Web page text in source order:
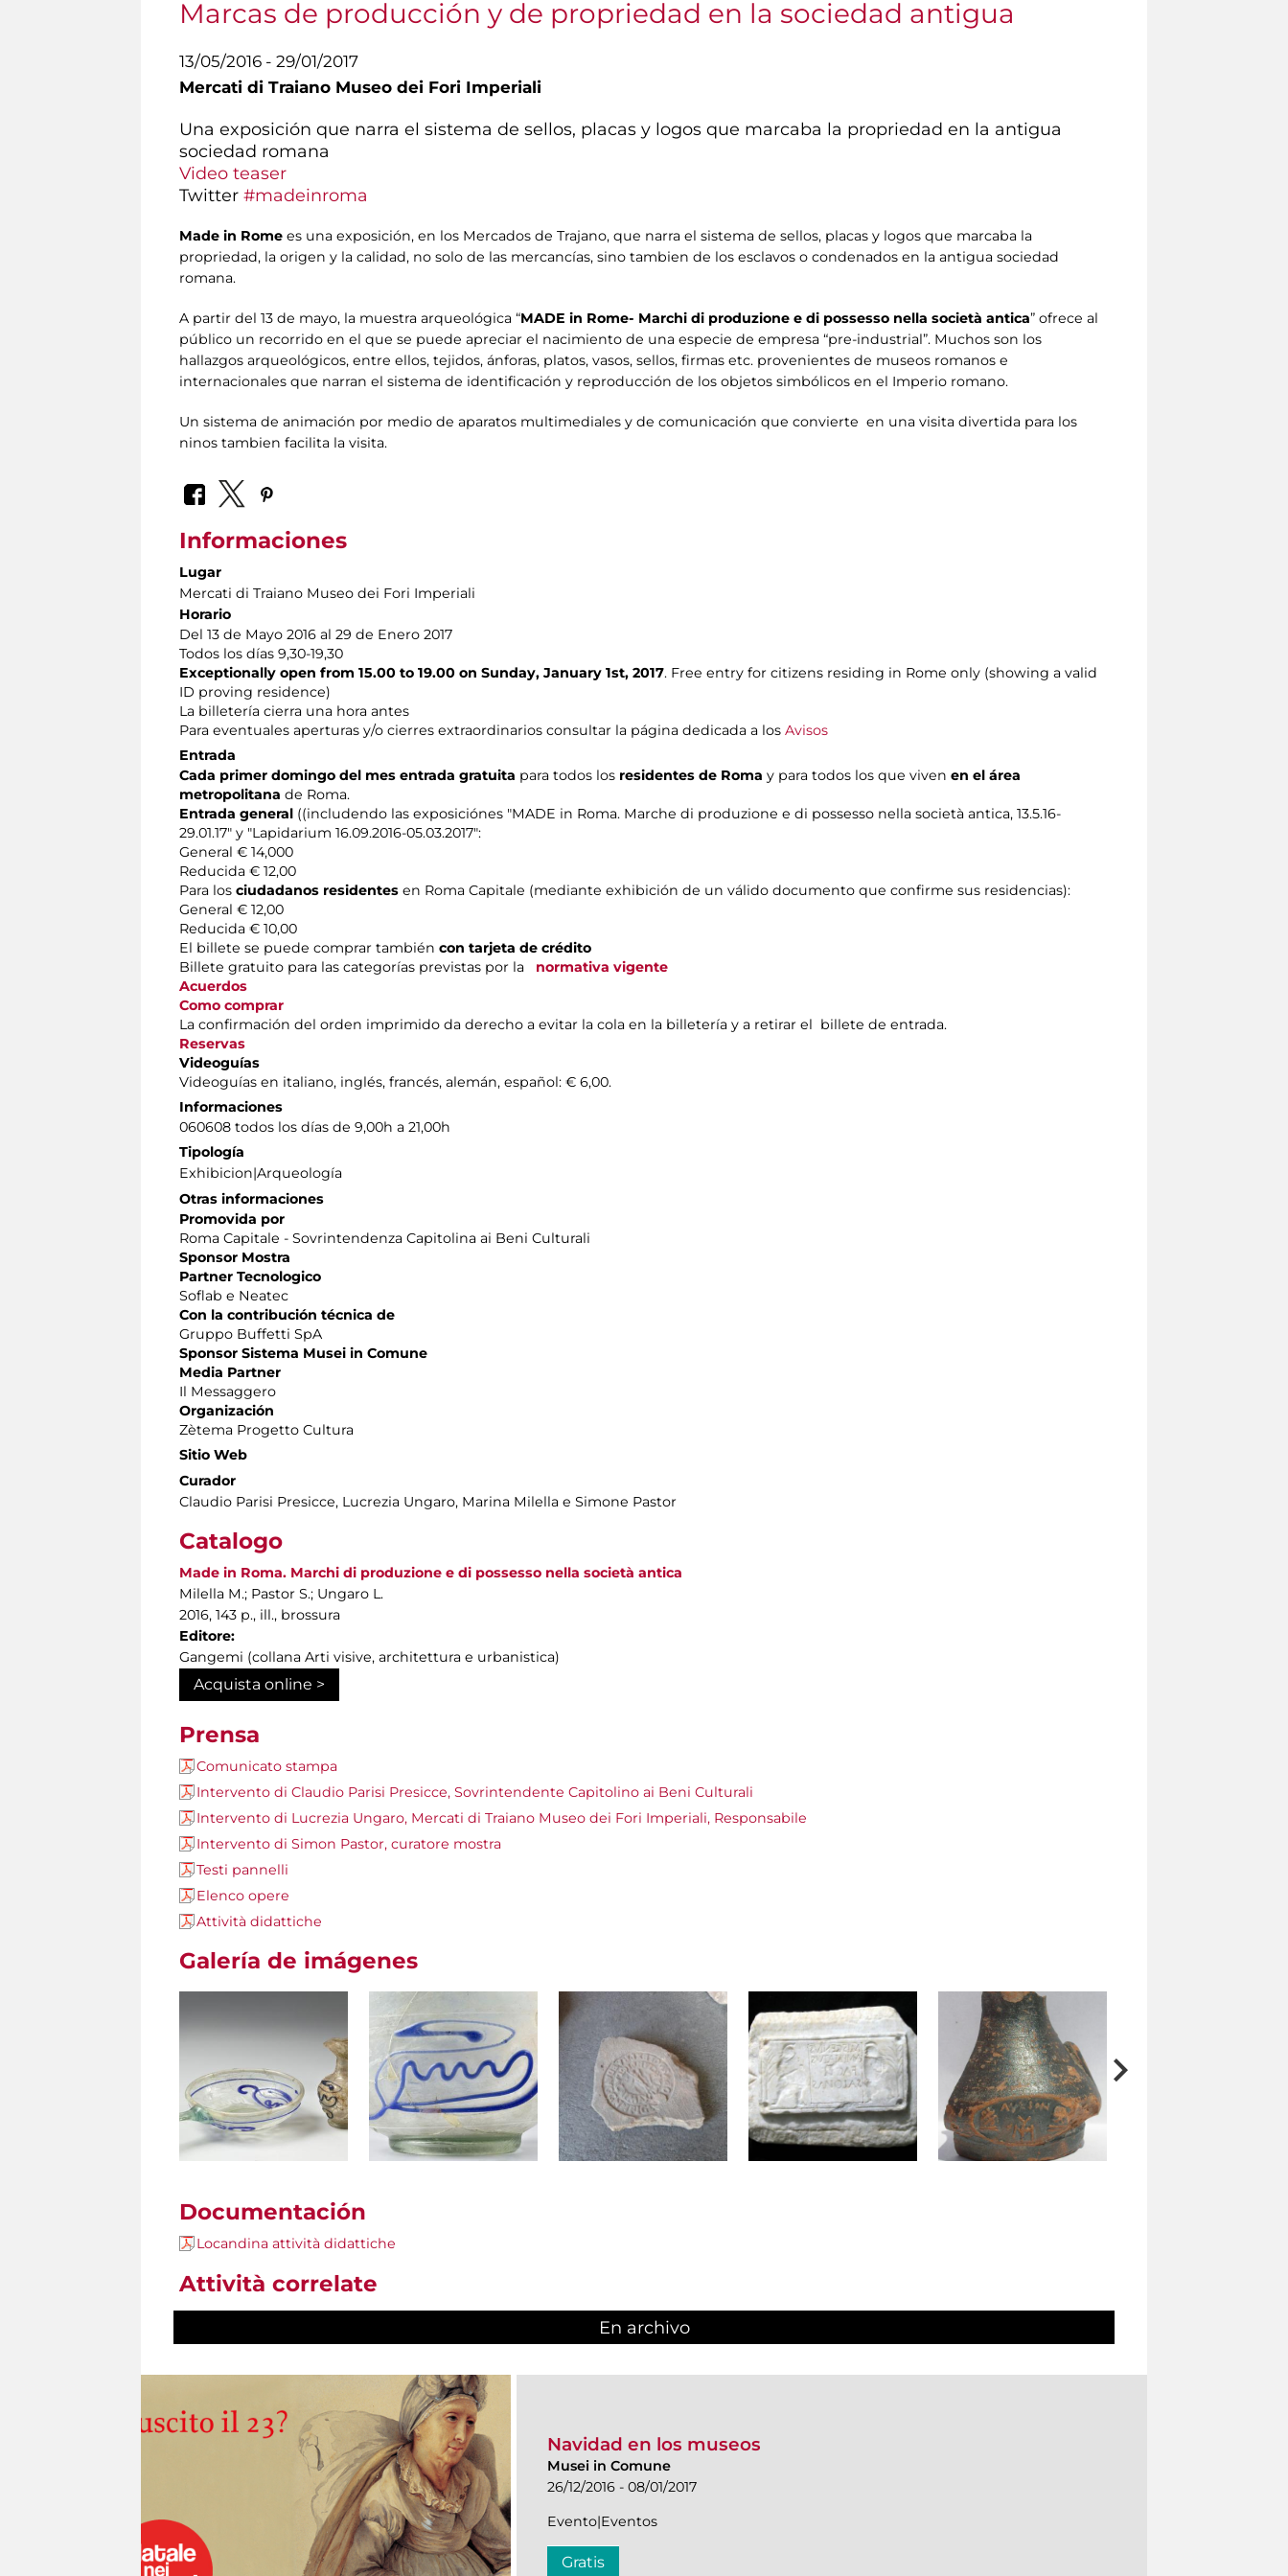
Marcas de producción y de propriedad en la sociedad antigua
13/05/2016 - 29/01/2017
Mercati di Traiano Museo dei Fori Imperiali
Una exposición que narra el sistema de sellos, placas y logos que marcaba la propriedad en la antigua
sociedad romana
Video teaser
Twitter #madeinroma
Made in Rome es una exposición, en los Mercados de Trajano, que narra el sistema de sellos, placas y logos que marcaba la
propriedad, la origen y la calidad, no solo de las mercancías, sino tambien de los esclavos o condenados en la antigua sociedad
romana.
A partir del 13 de mayo, la muestra arqueológica “MADE in Rome- Marchi di produzione e di possesso nella società antica” ofrece al
público un recorrido en el que se puede apreciar el nacimiento de una especie de empresa “pre-industrial”. Muchos son los
hallazgos arqueológicos, entre ellos, tejidos, ánforas, platos, vasos, sellos, firmas etc. provenientes de museos romanos e
internacionales que narran el sistema de identificación y reproducción de los objetos simbólicos en el Imperio romano.
Un sistema de animación por medio de aparatos multimediales y de comunicación que convierte en una visita divertida para los
ninos tambien facilita la visita.
Informaciones
Lugar
Mercati di Traiano Museo dei Fori Imperiali
Horario
Del 13 de Mayo 2016 al 29 de Enero 2017
Todos los días 9,30-19,30
Exceptionally open from 15.00 to 19.00 on Sunday, January 1st, 2017. Free entry for citizens residing in Rome only (showing a valid
ID proving residence)
La billetería cierra una hora antes
Para eventuales aperturas y/o cierres extraordinarios consultar la página dedicada a los Avisos
Entrada
Cada primer domingo del mes entrada gratuita para todos los residentes de Roma y para todos los que viven en el área
metropolitana de Roma.
Entrada general ((includendo las exposiciónes "MADE in Roma. Marche di produzione e di possesso nella società antica, 13.5.16-
29.01.17" y "Lapidarium 16.09.2016-05.03.2017":
General € 14,000
Reducida € 12,00
Para los ciudadanos residentes en Roma Capitale (mediante exhibición de un válido documento que confirme sus residencias):
General € 12,00
Reducida € 10,00
El billete se puede comprar también con tarjeta de crédito
Billete gratuito para las categorías previstas por la normativa vigente
Acuerdos
Como comprar
La confirmación del orden imprimido da derecho a evitar la cola en la billetería y a retirar el billete de entrada.
Reservas
Videoguías
Videoguías en italiano, inglés, francés, alemán, español: € 6,00.
Informaciones
060608 todos los días de 9,00h a 21,00h
Tipología
Exhibicion|Arqueología
Otras informaciones
Promovida por
Roma Capitale - Sovrintendenza Capitolina ai Beni Culturali
Sponsor Mostra
Partner Tecnologico
Soflab e Neatec
Con la contribución técnica de
Gruppo Buffetti SpA
Sponsor Sistema Musei in Comune
Media Partner
Il Messaggero
Organización
Zètema Progetto Cultura
Sitio Web
Curador
Claudio Parisi Presicce, Lucrezia Ungaro, Marina Milella e Simone Pastor
Catalogo
Made in Roma. Marchi di produzione e di possesso nella società antica
Milella M.; Pastor S.; Ungaro L.
2016, 143 p., ill., brossura
Editore:
Gangemi (collana Arti visive, architettura e urbanistica)
Acquista online >
Prensa
Comunicato stampa
Intervento di Claudio Parisi Presicce, Sovrintendente Capitolino ai Beni Culturali
Intervento di Lucrezia Ungaro, Mercati di Traiano Museo dei Fori Imperiali, Responsabile
Intervento di Simon Pastor, curatore mostra
Testi pannelli
Elenco opere
Attività didattiche
Galería de imágenes
Documentación
Locandina attività didattiche
Attività correlate
En archivo
Navidad en los museos
Musei in Comune
26/12/2016 - 08/01/2017
Evento|Eventos
Gratis